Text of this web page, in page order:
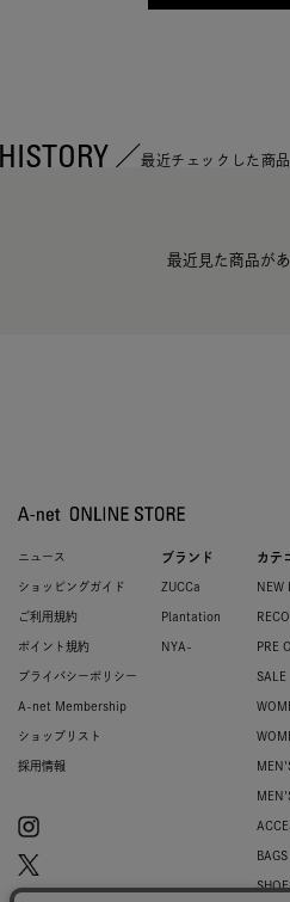
最近チェックした商品
最近見た商品があ
ニュース
ショッピングガイド
ご利用規約
ポイント規約
プライバシーポリシー
A-net Membership
ショップリスト
採用情報
ブランド
ZUCCa
Plantation
NYA-
カテ
NEW
PRE
SALE
BAGS